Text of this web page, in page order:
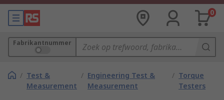
0
Fabrikantnummer
/ Test &
Measurement
/ Engineering Test &
Measurement
/ Torque
Testers